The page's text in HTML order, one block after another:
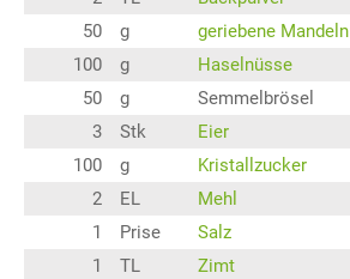
50
g
geriebene Mandeln
100
g
Haselnüsse
50
g
Semmelbrösel
3
Stk
Eier
100
g
Kristallzucker
2
EL
Mehl
1
Prise
Salz
1
TL
Zimt